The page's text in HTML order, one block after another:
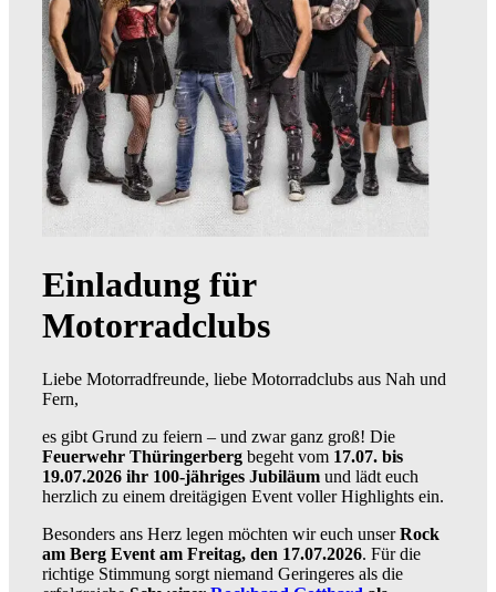
Einladung für
Motorradclubs
Liebe Motorradfreunde, liebe Motorradclubs aus Nah und
Fern,
es gibt Grund zu feiern – und zwar ganz groß! Die
Feuerwehr Thüringerberg begeht vom 17.07. bis
19.07.2026 ihr 100-jähriges Jubiläum und lädt euch
herzlich zu einem dreitägigen Event voller Highlights ein.
Besonders ans Herz legen möchten wir euch unserRock
am Berg Event am Freitag, den 17.07.2026. Für die
richtige Stimmung sorgt niemand Geringeres als die